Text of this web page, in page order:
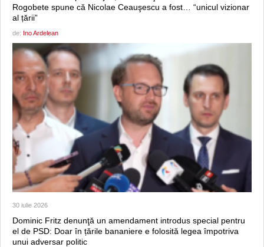
Rogobete spune că Nicolae Ceauşescu a fost… “unicul vizionar
al țării”
de: Ino Ardelean
30 iulie 2026
Dominic Fritz denunţă un amendament introdus special pentru
el de PSD: Doar în țările bananiere e folosită legea împotriva
unui adversar politic